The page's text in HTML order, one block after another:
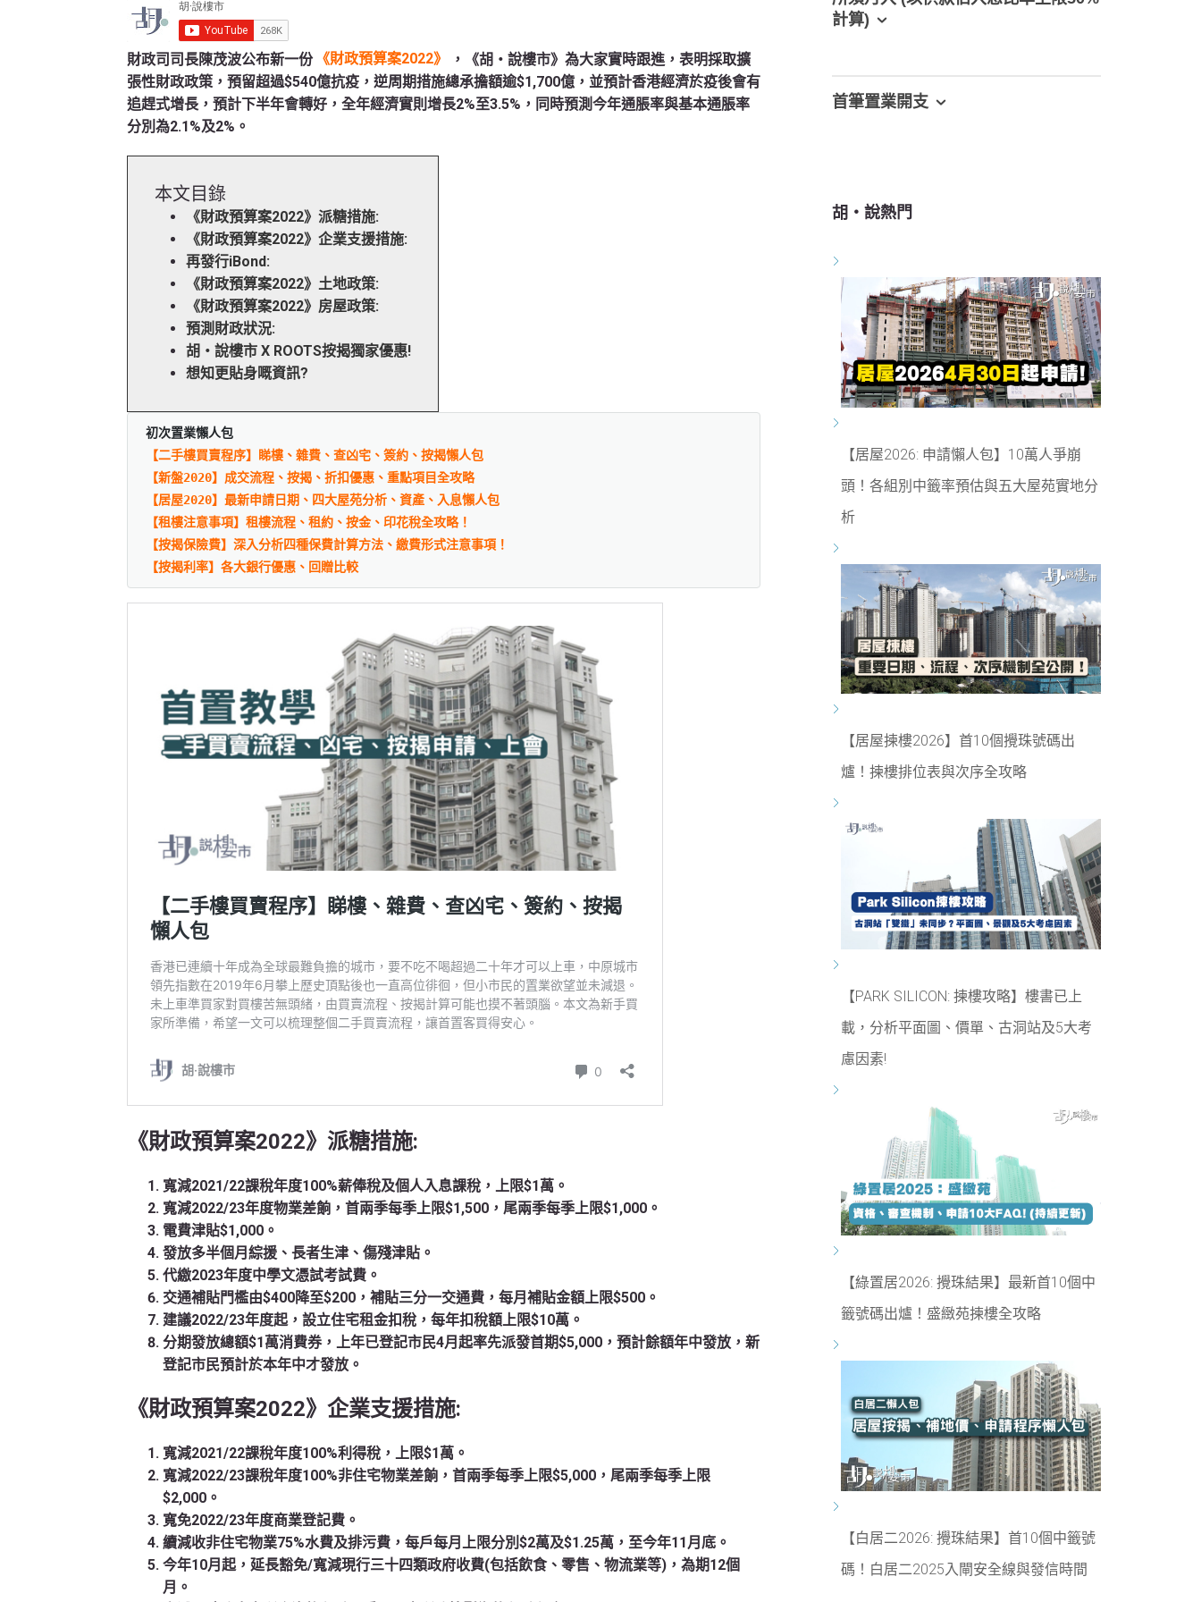
財政司司長陳茂波公布新一份 《財政預算案2022》
，《胡‧說樓市》為大家實時跟進，表明採取擴
張性財政政策，預留超過$540億抗疫，逆周期措施總承擔額逾$1,700億，並預計香港經濟於疫後會有
追趕式增長，預計下半年會轉好，全年經濟實則增長2%至3.5%，同時預測今年通脹率與基本通脹率
分別為2.1%及2%。
本文目錄
《財政預算案2022》派糖措施:
《財政預算案2022》企業支援措施:
再發行iBond:
《財政預算案2022》土地政策:
《財政預算案2022》房屋政策:
預測財政狀況:
胡‧說樓市 X ROOTS按揭獨家優惠!
想知更貼身嘅資訊?
初次置業懶人包
【二手樓買賣程序】睇樓、雜費、查凶宅、簽約、按揭懶人包
【新盤2020】成交流程、按揭、折扣優惠、重點項目全攻略
【居屋2020】最新申請日期、四大屋苑分析、資產、入息懶人包
【租樓注意事項】租樓流程、租約、按金、印花稅全攻略！
【按揭保險費】深入分析四種保費計算方法、繳費形式注意事項！
【按揭利率】各大銀行優惠、回贈比較
《財政預算案2022》派糖措施:
寬減2021/22課稅年度100%薪俸稅及個人入息課稅，上限$1萬。
寬減2022/23年度物業差餉，首兩季每季上限$1,500，尾兩季每季上限$1,000。
電費津貼$1,000。
發放多半個月綜援、長者生津、傷殘津貼。
代繳2023年度中學文憑試考試費。
交通補貼門檻由$400降至$200，補貼三分一交通費，每月補貼金額上限$500。
建議2022/23年度起，設立住宅租金扣稅，每年扣稅額上限$10萬。
分期發放總額$1萬消費券，上年已登記市民4月起率先派發首期$5,000，預計餘額年中發放，新
登記市民預計於本年中才發放。
《財政預算案2022》企業支援措施:
寬減2021/22課稅年度100%利得稅，上限$1萬。
寬減2022/23課稅年度100%非住宅物業差餉，首兩季每季上限$5,000，尾兩季每季上限
$2,000。
寬免2022/23年度商業登記費。
續減收非住宅物業75%水費及排污費，每戶每月上限分別$2萬及$1.25萬，至今年11月底。
今年10月起，延長豁免/寬減現行三十四類政府收費(包括飲食、零售、物流業等)，為期12個
月。
計算)
首筆置業開支
胡‧說熱門
【居屋2026: 申請懶人包】10萬人爭崩
頭！各組別中籤率預估與五大屋苑實地分
析
【居屋揀樓2026】首10個攪珠號碼出
爐！揀樓排位表與次序全攻略
【PARK SILICON: 揀樓攻略】樓書已上
載，分析平面圖、價單、古洞站及5大考
慮因素!
【綠置居2026: 攪珠結果】最新首10個中
籤號碼出爐！盛緻苑揀樓全攻略
【白居二2026: 攪珠結果】首10個中籤號
碼！白居二2025入閘安全線與發信時間